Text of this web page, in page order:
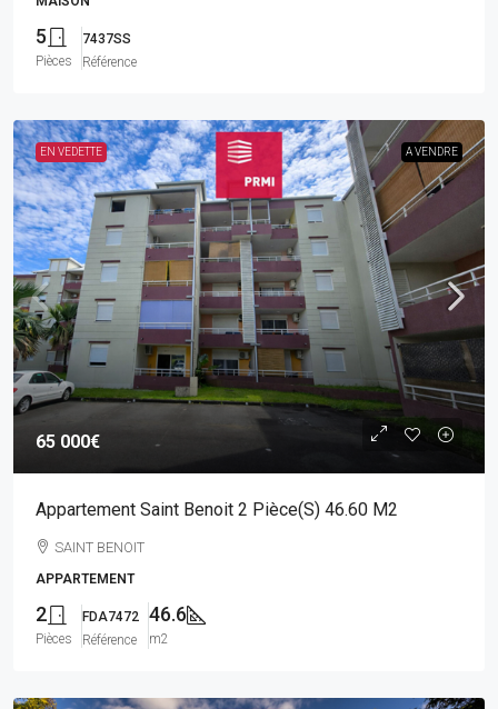
5
Pièces
7437SS
Référence
EN VEDETTE A VENDRE
65 000€
Appartement Saint Benoit 2 Pièce(s) 46.60 M2
SAINT BENOIT
APPARTEMENT
2
Pièces
FDA7472
Référence
46.6
m2